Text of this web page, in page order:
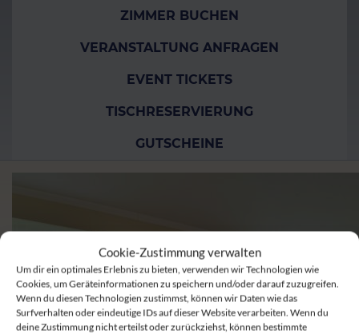
Cookie-Zustimmung verwalten
Um dir ein optimales Erlebnis zu bieten, verwenden wir Technologien wie
Cookies, um Geräteinformationen zu speichern und/oder darauf zuzugreifen.
Wenn du diesen Technologien zustimmst, können wir Daten wie das
Surfverhalten oder eindeutige IDs auf dieser Website verarbeiten. Wenn du
deine Zustimmung nicht erteilst oder zurückziehst, können bestimmte
ZIMMER BUCHEN
VERANSTALTUNG ANFRAGEN
EVENT TICKETS
TISCHRESERVIERUNG
GUTSCHEINE